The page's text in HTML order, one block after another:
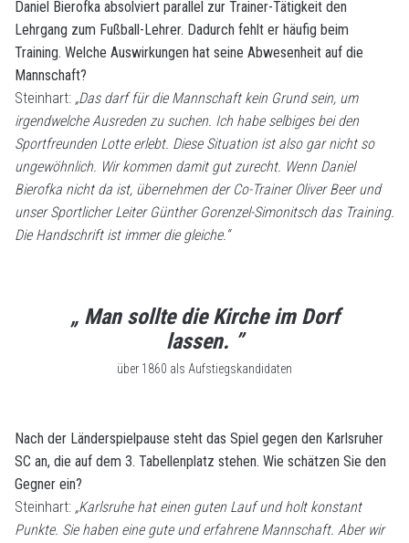
Daniel Bierofka absolviert parallel zur Trainer-Tätigkeit den
Lehrgang zum Fußball-Lehrer. Dadurch fehlt er häufig beim
Training. Welche Auswirkungen hat seine Abwesenheit auf die
Mannschaft?
Steinhart: „Das darf für die Mannschaft kein Grund sein, um
irgendwelche Ausreden zu suchen. Ich habe selbiges bei den
Sportfreunden Lotte erlebt. Diese Situation ist also gar nicht so
ungewöhnlich. Wir kommen damit gut zurecht. Wenn Daniel
Bierofka nicht da ist, übernehmen der Co-Trainer Oliver Beer und
unser Sportlicher Leiter Günther Gorenzel-Simonitsch das Training.
Die Handschrift ist immer die gleiche.“
„ Man sollte die Kirche im Dorf
lassen. ”
über 1860 als Aufstiegskandidaten
Nach der Länderspielpause steht das Spiel gegen den Karlsruher
SC an, die auf dem 3. Tabellenplatz stehen. Wie schätzen Sie den
Gegner ein?
Steinhart: „Karlsruhe hat einen guten Lauf und holt konstant
Punkte. Sie haben eine gute und erfahrene Mannschaft. Aber wir